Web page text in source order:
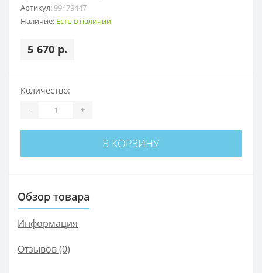
Артикул: 99479447
Наличие: Есть в наличии
5 670 р.
Количество:
- +
В КОРЗИНУ
Обзор товара
Информация
Отзывов (0)